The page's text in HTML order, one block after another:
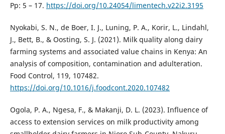
Pp: 5 – 17. https://doi.org/10.24054/limentech.v22i2.3195
Nyokabi, S. N., de Boer, I. J., Luning, P. A., Korir, L., Lindahl,
J., Bett, B., & Oosting, S. J. (2021). Milk quality along dairy
farming systems and associated value chains in Kenya: An
analysis of composition, contamination and adulteration.
Food Control, 119, 107482.
https://doi.org/10.1016/j.foodcont.2020.107482
Ogola, P. A., Ngesa, F., & Makanji, D. L. (2023). Influence of
access to extension services on milk productivity among